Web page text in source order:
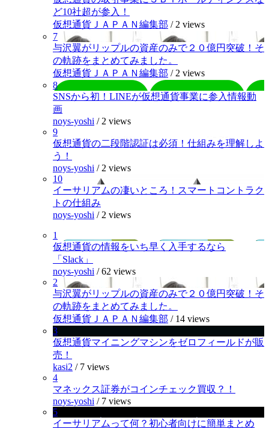
ど10社超が参入！
仮想通貨ＪＡＰＡＮ編集部 / 2 views
7
与沢翼がリップルの資産のみで２０億円突破！そ
の軌跡をまとめてみました。
仮想通貨ＪＡＰＡＮ編集部 / 2 views
8
SNSから初！LINEが仮想通貨事業に参入情報動
画
noys-yoshi / 2 views
9
仮想通貨の二段階認証は必須！仕組みを理解しよ
う！
noys-yoshi / 2 views
10
イーサリアムの凄いところ！スマートコントラク
トの仕組み
noys-yoshi / 2 views
1
仮想通貨の情報をいち早く入手するなら
「Slack」
noys-yoshi /62 views
2
与沢翼がリップルの資産のみで２０億円突破！そ
の軌跡をまとめてみました。
仮想通貨ＪＡＰＡＮ編集部 / 14 views
3
仮想通貨マイニングマシンをゼロフィールドが販
売！
kasi2 / 7 views
4
マネックス証券がコインチェック買収？！
noys-yoshi / 7 views
5
イーサリアムって何？初心者向けに簡単まとめ